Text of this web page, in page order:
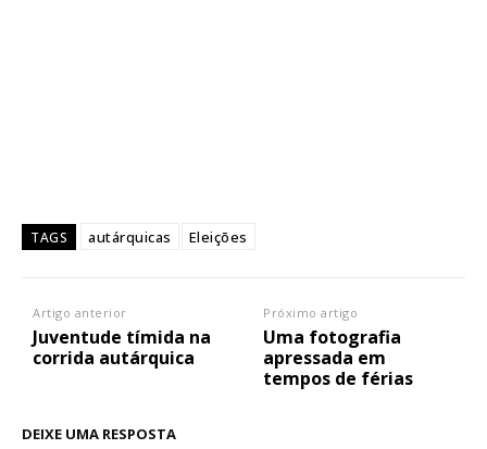
TAGS autárquicas Eleições
Artigo anterior
Juventude tímida na
corrida autárquica
Próximo artigo
Uma fotografia
apressada em
tempos de férias
DEIXE UMA RESPOSTA